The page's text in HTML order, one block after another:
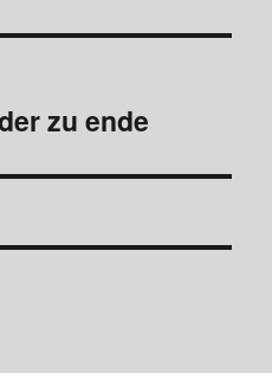
zu ende